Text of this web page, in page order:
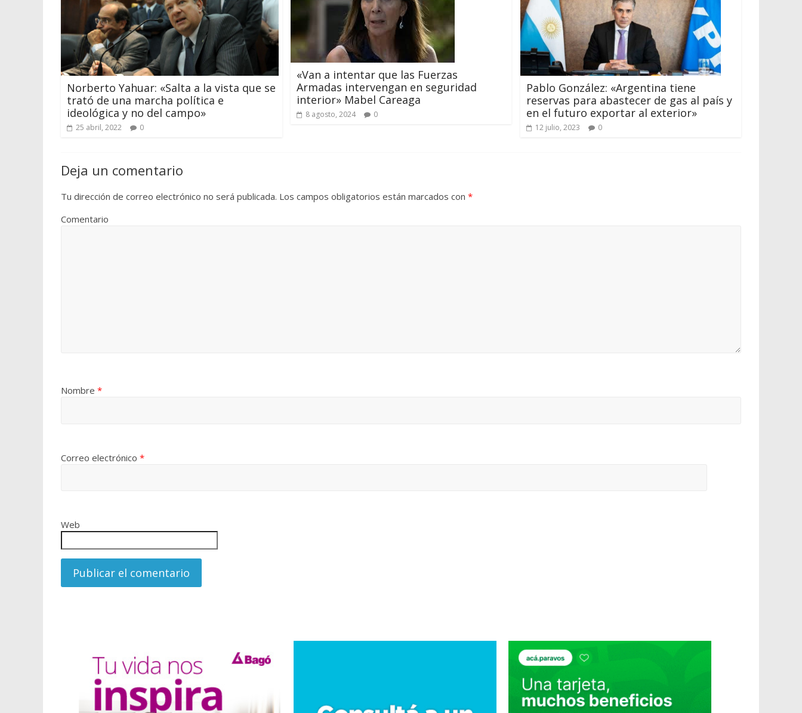
Norberto Yahuar: «Salta a la vista que se
trató de una marcha política e
ideológica y no del campo»
25 abril, 2022 0
«Van a intentar que las Fuerzas
Armadas intervengan en seguridad
interior» Mabel Careaga
8 agosto, 2024 0
Pablo González: «Argentina tiene
reservas para abastecer de gas al país y
en el futuro exportar al exterior»
12 julio, 2023 0
Deja un comentario
Tu dirección de correo electrónico no será publicada. Los campos obligatorios están marcados con *
Comentario
Nombre *
Correo electrónico *
Web